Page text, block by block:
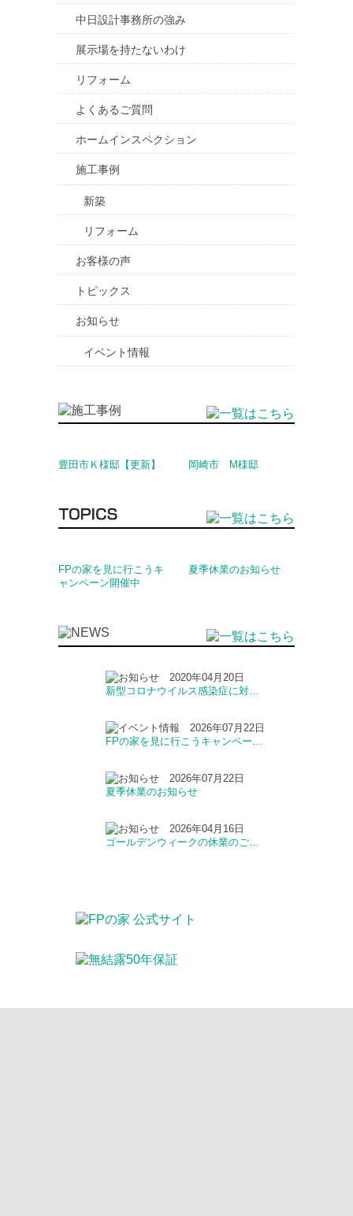
中日設計事務所の強み
展示場を持たないわけ
リフォーム
よくあるご質問
ホームインスペクション
施工事例
新築
リフォーム
お客様の声
トピックス
お知らせ
イベント情報
豊田市Ｋ様邸【更新】 岡崎市 M様邸
FPの家を見に行こうキ
ャンペーン開催中
夏季休業のお知らせ
2020年04月20日
新型コロナウイルス感染症に対…
2026年07月22日
FPの家を見に行こうキャンペー…
2026年07月22日
夏季休業のお知らせ
2026年04月16日
ゴールデンウィークの休業のご…